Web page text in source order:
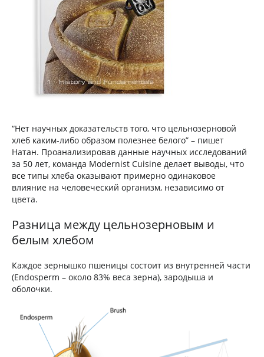
“Нет научных доказательств того, что цельнозерновой
хлеб каким-либо образом полезнее белого” – пишет
Натан. Проанализировав данные научных исследований
за 50 лет, команда Modernist Cuisine делает выводы, что
все типы хлеба оказывают примерно одинаковое
влияние на человеческий организм, независимо от
цвета.
Разница между цельнозерновым и
белым хлебом
Каждое зернышко пшеницы состоит из внутренней части
(Endosperm – около 83% веса зерна), зародыша и
оболочки.